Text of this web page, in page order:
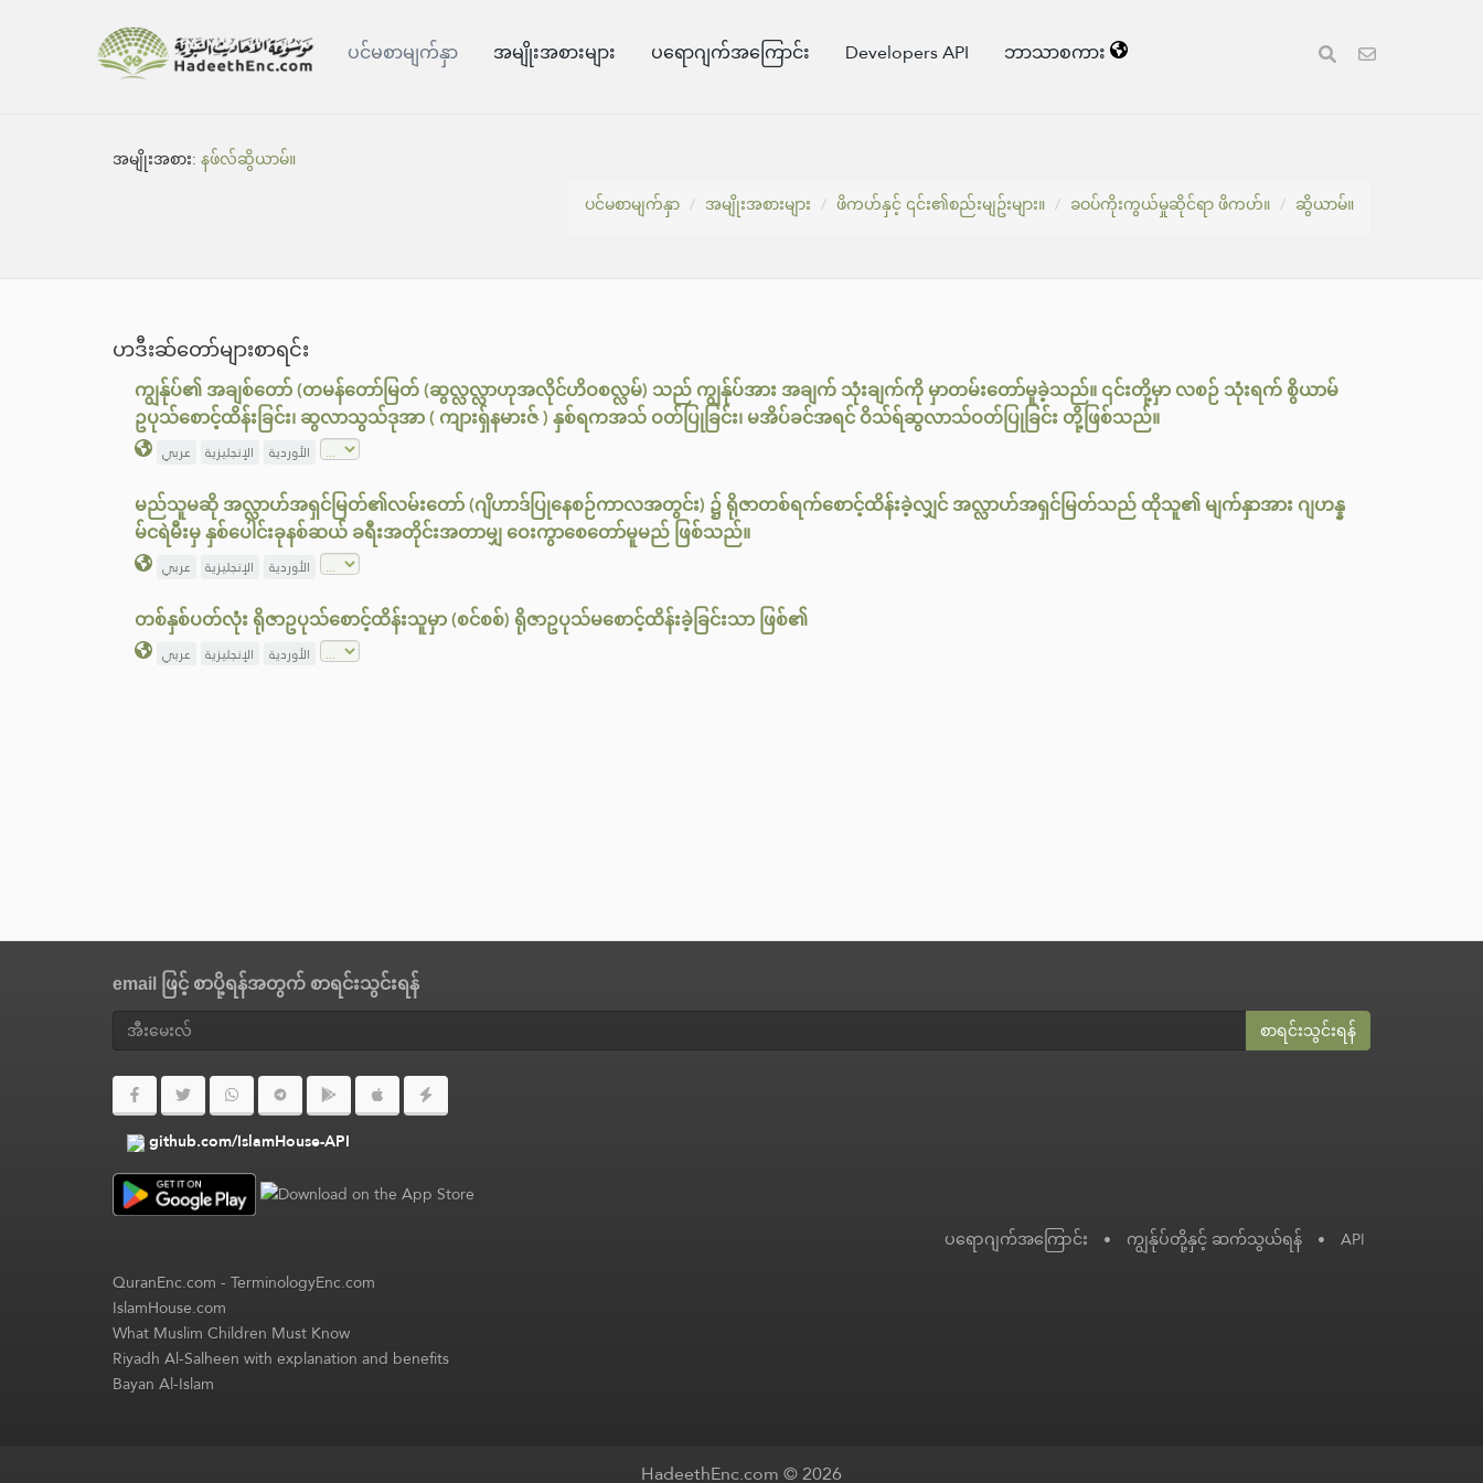
ပင်မစာမျက်နှာ အမျိုးအစားများ ပရောဂျက်အကြောင်း Developers API ဘာသာစကား
အမျိုးအစား:နဖ်လ်ဆွိယာမ်။
ပင်မစာမျက်နှာ
အမျိုးအစားများ ဖိကဟ်နှင့် ၎င်း၏စည်းမျဥ်းများ။ ခဝပ်ကိုးကွယ်မှုဆိုင်ရာ ဖိကဟ်။ ဆွိယာမ်။
ဟဒီးဆ်တော်များစာရင်း
ကျွန်ုပ်၏ အချစ်တော် (တမန်တော်မြတ် (ဆွလ္လလ္လာဟုအလိုင်ဟိဝစလ္လမ်) သည် ကျွန်ုပ်အား အချက် သုံးချက်ကို မှာတမ်းတော်မူခဲ့သည်။ ၎င်းတို့မှာ လစဉ် သုံးရက် စွိယာမ်
ဥပုသ်စောင့်ထိန်းခြင်း၊ ဆွလာသွသ်ဒုအာ ( ကျားရှ်နမားဇ် ) နှစ်ရကအသ် ဝတ်ပြုခြင်း၊ မအိပ်ခင်အရင် ဝိသ်ရ်ဆွလာသ်ဝတ်ပြုခြင်း တို့ဖြစ်သည်။
عربي الإنجليزية الأوردية
မည်သူမဆို အလ္လာဟ်အရှင်မြတ်၏လမ်းတော် (ဂျိဟာဒ်ပြုနေစဉ်ကာလအတွင်း) ၌ ရိုဇာတစ်ရက်စောင့်ထိန်းခဲ့လျှင် အလ္လာဟ်အရှင်မြတ်သည် ထိုသူ၏ မျက်နှာအား ဂျဟန္န
မ်ငရဲမီးမှ နှစ်ပေါင်းခုနစ်ဆယ် ခရီးအတိုင်းအတာမျှ ဝေးကွာစေတော်မူမည် ဖြစ်သည်။
عربي الإنجليزية الأوردية
တစ်နှစ်ပတ်လုံး ရိုဇာဥပုသ်စောင့်ထိန်းသူမှာ (စင်စစ်) ရိုဇာဥပုသ်မစောင့်ထိန်းခဲ့ခြင်းသာ ဖြစ်၏
عربي الإنجليزية الأوردية
email ဖြင့် စာပို့ရန်အတွက် စာရင်းသွင်းရန်
စာရင်းသွင်းရန်
github.com/IslamHouse-API
ပရောဂျက်အကြောင်း • ကျွန်ုပ်တို့နှင့် ဆက်သွယ်ရန် • API
QuranEnc.com-TerminologyEnc.com
IslamHouse.com
What Muslim Children Must Know
Riyadh Al-Salheen with explanation and benefits
Bayan Al-Islam
HadeethEnc.com © 2026